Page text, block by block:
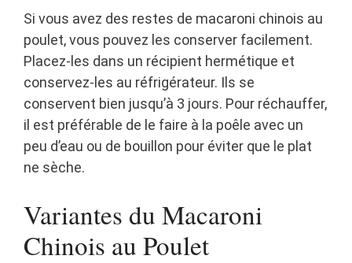
Si vous avez des restes de macaroni chinois au
poulet, vous pouvez les conserver facilement.
Placez-les dans un récipient hermétique et
conservez-les au réfrigérateur. Ils se
conservent bien jusqu’à 3 jours. Pour réchauffer,
il est préférable de le faire à la poêle avec un
peu d’eau ou de bouillon pour éviter que le plat
ne sèche.
Variantes du Macaroni
Chinois au Poulet